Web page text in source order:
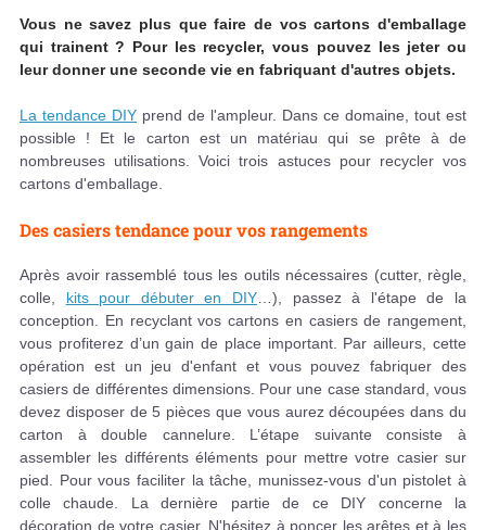
Vous ne savez plus que faire de vos cartons d'emballage
qui trainent ? Pour les recycler, vous pouvez les jeter ou
leur donner une seconde vie en fabriquant d'autres objets.
La tendance DIY prend de l'ampleur. Dans ce domaine, tout est
possible ! Et le carton est un matériau qui se prête à de
nombreuses utilisations. Voici trois astuces pour recycler vos
cartons d'emballage.
Des casiers tendance pour vos rangements
Après avoir rassemblé tous les outils nécessaires (cutter, règle,
colle, kits pour débuter en DIY …), passez à l'étape de la
conception. En recyclant vos cartons en casiers de rangement,
vous profiterez d’un gain de place important. Par ailleurs, cette
opération est un jeu d'enfant et vous pouvez fabriquer des
casiers de différentes dimensions. Pour une case standard, vous
devez disposer de 5 pièces que vous aurez découpées dans du
carton à double cannelure. L’étape suivante consiste à
assembler les différents éléments pour mettre votre casier sur
pied. Pour vous faciliter la tâche, munissez-vous d'un pistolet à
colle chaude. La dernière partie de ce DIY concerne la
décoration de votre casier. N'hésitez à poncer les arêtes et à les